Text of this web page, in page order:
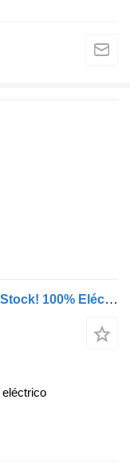
Maxus eDeliver 3 Proximamente en Stock! 100% Eléctrico - Nuevo - 50 Kw
eléctrico